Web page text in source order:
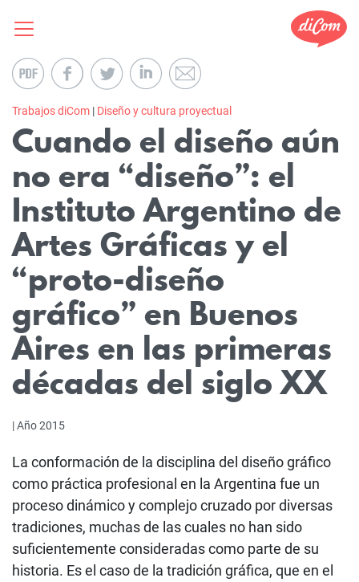
Trabajos diCom | Diseño y cultura proyectual
Cuando el diseño aún
no era “diseño”: el
Instituto Argentino de
Artes Gráficas y el
“proto-diseño
gráfico” en Buenos
Aires en las primeras
décadas del siglo XX
| Año 2015
La conformación de la disciplina del diseño gráfico
como práctica profesional en la Argentina fue un
proceso dinámico y complejo cruzado por diversas
tradiciones, muchas de las cuales no han sido
suficientemente consideradas como parte de su
historia. Es el caso de la tradición gráfica, que en el